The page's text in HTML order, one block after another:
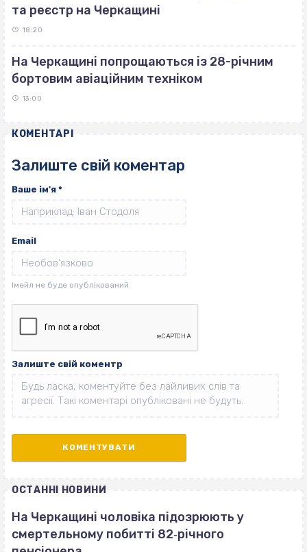
та реєстр на Черкащині
18:20
На Черкащині попрощаються із 28-річним
бортовим авіаційним техніком
13:00
КОМЕНТАРІ
Залиште свій коментар
Ваше ім'я *
Email
Залиште свій коментр
ОСТАННІ НОВИНИ
На Черкащині чоловіка підозрюють у
смертельному побитті 82‐річного